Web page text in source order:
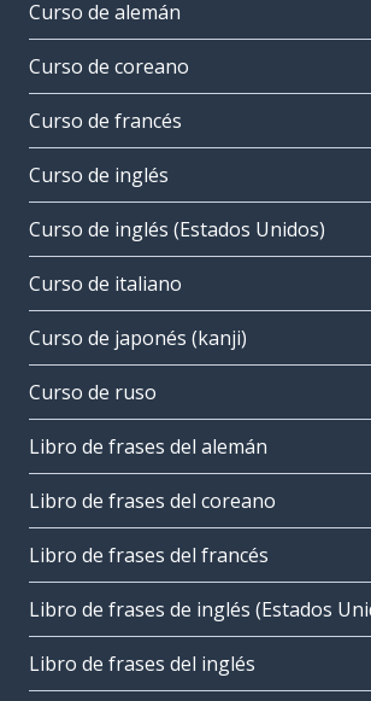
Curso de alemán
Curso de coreano
Curso de francés
Curso de inglés
Curso de inglés (Estados Unidos)
Curso de italiano
Curso de japonés (kanji)
Curso de ruso
Libro de frases del alemán
Libro de frases del coreano
Libro de frases del francés
Libro de frases de inglés (Estados
Libro de frases del inglés